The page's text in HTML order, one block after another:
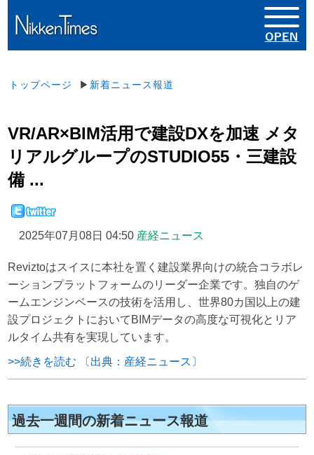
トップページ ▶ 新着ニュース報道
VR/AR×BIM活用で建設DXを加速 メタ
リアルグループのSTUDIO55・三建設
備 ...
2025年07月08日 04:50 産経ニュース
Reviztoはスイスに本社を置く建設業界向けの統合コラボレ
ーションプラットフォームのリーダー企業です。独自のゲ
ームエンジンベースの技術を活用し、世界80カ国以上の建
設プロジェクトにおいてBIMデータの高度な可視化とリア
ルタイム共有を実現しています。
>>続きを読む 〔出典：産経ニュース〕
過去一週間の新着ニュース報道